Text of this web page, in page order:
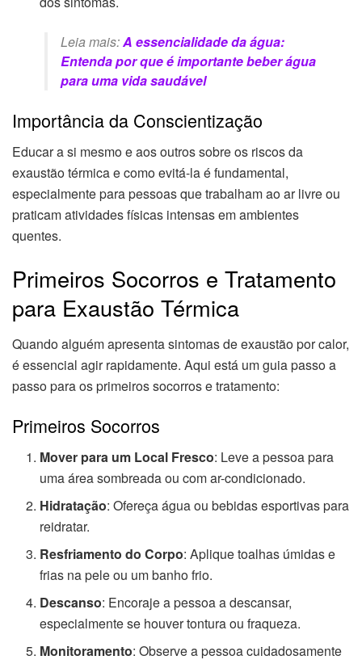
Leia mais:A essencialidade da água:
Entenda por que é importante beber água
para uma vida saudável
Importância da Conscientização
Educar a si mesmo e aos outros sobre os riscos da
exaustão térmica e como evitá-la é fundamental,
especialmente para pessoas que trabalham ao ar livre ou
praticam atividades físicas intensas em ambientes
quentes.
Primeiros Socorros e Tratamento
para Exaustão Térmica
Quando alguém apresenta sintomas de exaustão por calor,
é essencial agir rapidamente. Aqui está um guia passo a
passo para os primeiros socorros e tratamento:
Primeiros Socorros
Mover para um Local Fresco: Leve a pessoa para
uma área sombreada ou com ar-condicionado.
Hidratação: Ofereça água ou bebidas esportivas para
reidratar.
Resfriamento do Corpo: Aplique toalhas úmidas e
frias na pele ou um banho frio.
Descanso: Encoraje a pessoa a descansar,
especialmente se houver tontura ou fraqueza.
Monitoramento: Observe a pessoa cuidadosamente